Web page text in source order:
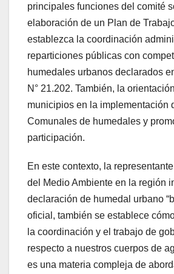
principales funciones del comité
elaboración de un Plan de
establezca la coordinación
reparticiones públicas con
humedales urbanos declarados
N° 21.202. También, la
municipios en la implementación
Comunales de humedales y
participación.
En este contexto, la
del Medio Ambiente en la región
declaración de humedal urbano
oficial, también se establece
la coordinación y el trabajo de
respecto a nuestros cuerpos de
es una materia compleja de